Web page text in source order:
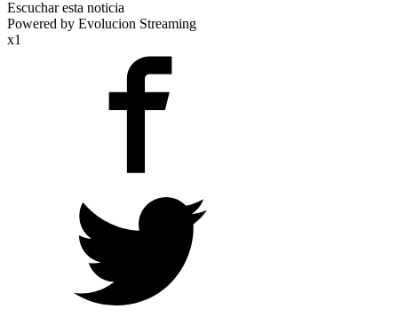
Escuchar esta noticia
Powered by Evolucion Streaming
x1